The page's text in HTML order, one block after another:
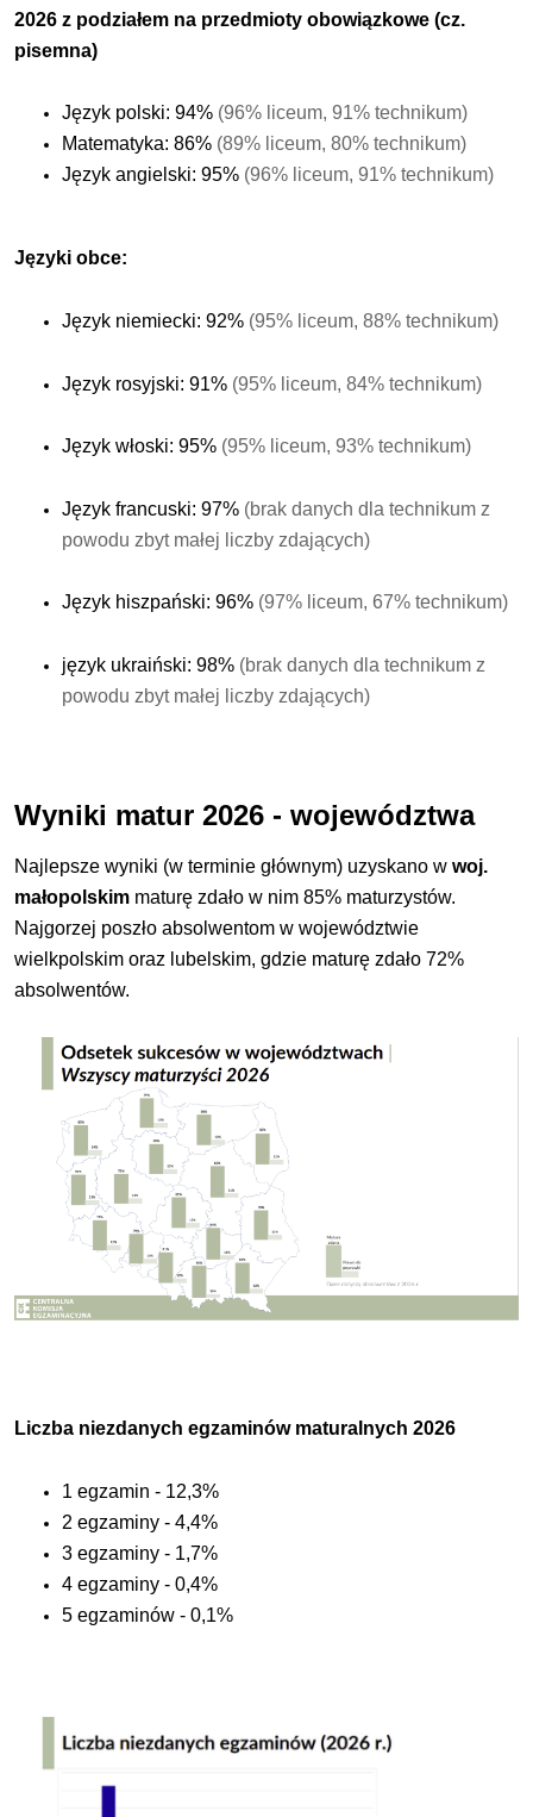
2026 z podziałem na przedmioty obowiązkowe (cz.
pisemna)
Język polski: 94% (96% liceum, 91% technikum)
Matematyka: 86% (89% liceum, 80% technikum)
Język angielski: 95% (96% liceum, 91% technikum)
Języki obce:
Język niemiecki: 92% (95% liceum, 88% technikum)
Język rosyjski: 91% (95% liceum, 84% technikum)
Język włoski: 95% (95% liceum, 93% technikum)
Język francuski: 97% (brak danych dla technikum z
powodu zbyt małej liczby zdających)
Język hiszpański: 96% (97% liceum, 67% technikum)
język ukraiński: 98% (brak danych dla technikum z
powodu zbyt małej liczby zdających)
Wyniki matur 2026 - województwa
Najlepsze wyniki (w terminie głównym) uzyskano wwoj.
małopolskim maturę zdało w nim 85% maturzystów.
Najgorzej poszło absolwentom w województwie
wielkpolskim oraz lubelskim, gdzie maturę zdało 72%
absolwentów.
Liczba niezdanych egzaminów maturalnych 2026
1 egzamin - 12,3%
2 egzaminy - 4,4%
3 egzaminy - 1,7%
4 egzaminy - 0,4%
5 egzaminów - 0,1%